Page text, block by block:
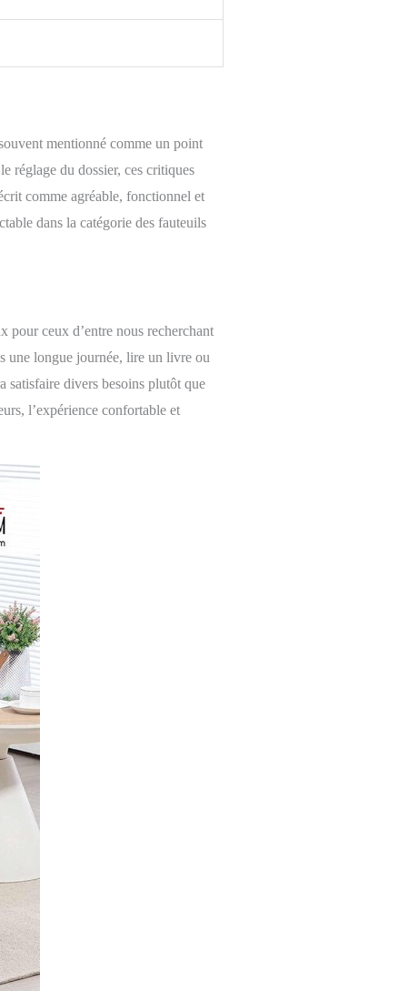
mentionné comme un point
réglage du dossier, ces critiques
comme agréable, fonctionnel et
dans la catégorie des fauteuils
ceux d’entre nous recherchant
une longue journée, lire un livre ou
satisfaire divers besoins plutôt que
l’expérience confortable et